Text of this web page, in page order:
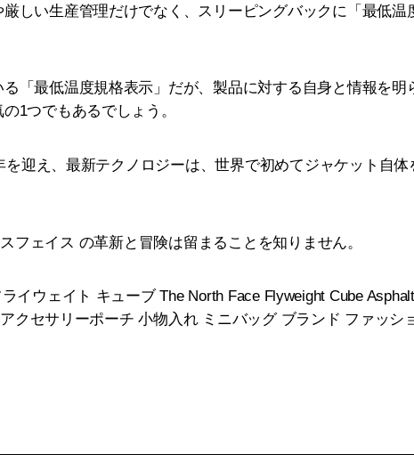
しい生産管理だけでなく、スリーピングバックに「最低
「最低温度規格表示」だが、製品に対する自身と情報を明
1つでもあるでしょう。
を迎え、最新テクノロジーは、世界で初めてジャケット自
フェイス の革新と冒険は留まることを知りません。
イウェイト キューブ The North Face Flyweight Cube
クセサリーポーチ 小物入れ ミニバッグ ブランド ファッシ